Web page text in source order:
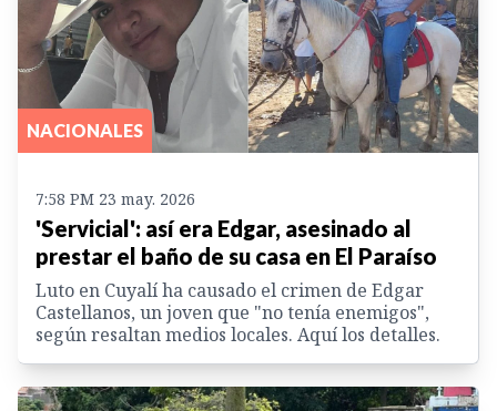
NACIONALES
7:58 PM 23 may. 2026
'Servicial': así era Edgar, asesinado al
prestar el baño de su casa en El Paraíso
Luto en Cuyalí ha causado el crimen de Edgar
Castellanos, un joven que "no tenía enemigos",
según resaltan medios locales. Aquí los detalles.